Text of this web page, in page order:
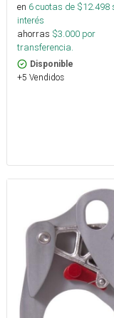
en 6cuotas de $12.498
interés
ahorras $3.000 por
transferencia.
Disponible
+5 Vendidos